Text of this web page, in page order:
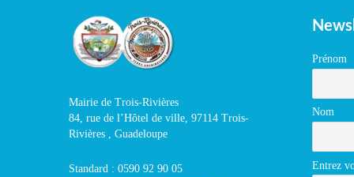
Mairie de Trois-Rivières
84, rue de l’Hôtel de ville, 97114 Trois-
Rivières , Guadeloupe
Standard : 0590 92 90 05
Prénom
Nom
Entrez